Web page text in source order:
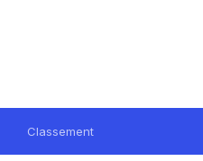
Classement